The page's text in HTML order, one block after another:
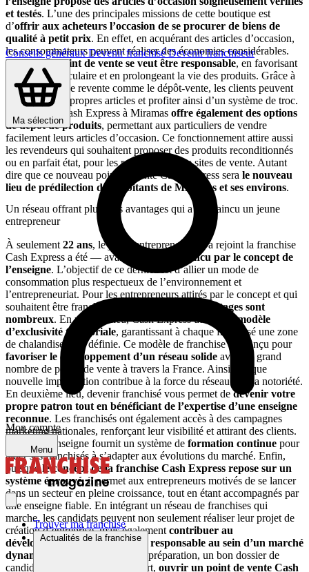
Conseils générauxDevenir franchiséDevenir franchiseur
Ma sélection
Mon compte
Menu
Trouver ma franchise
Actualités de la franchise
et testés. L’une des principales missions de cette boutique est
d’offrir aux acheteurs l’occasion de se procurer de biens de
qualité à petit prix. En effet, en acquérant des articles d’occasion,
les consommateurs peuvent réaliser des économies considérables.
De plus,ce point de vente se veut être responsable, en favorisant
l’économie circulaire et en prolongeant la vie des produits. Grâce à
des pratiques de revente comme le dépôt-vente, les clients peuvent
revendre leurs propres articles et profiter ainsi d’un système de troc.
La boutique Cash Express à Miramas offre également des options
de dépôt de produits, permettant aux particuliers de vendre
facilement leurs articles d’occasion. Ce fonctionnement attire aussi
les revendeurs qui souhaitent proposer des produits reconditionnés
ou en parfait état, pour les revendre sur des sites de vente. Autant
dire que ce nouveau point de vente Cash Express sera le nouveau
lieu de prédilection des habitants de Miramas et ses environs.
Un réseau offrant plusieurs avantages qui a convaincu un jeune
entrepreneur
À seulement 22 ans, le jeune entrepreneur qui a rejoint la franchise
Cash Express a été — avant tout —
convaincu par le concept de
l’enseigne. L’objectif de ce dernier est d’allier un mode de
consommation plus respectueux de l’environnement et
l’entrepreneuriat. Pour les entrepreneurs attirés par le concept et qui
souhaitent être franchisés Cash Express,
les avantages sont
nombreux. En premier lieu, Cash Express utilise
un modèle
d’exclusivité territoriale, garantissant à chaque franchisé une zone
de chalandise bien définie. Ce modèle de franchise est conçu pour
favoriser le développement d’un réseau solide avec un grand
nombre de points de vente à travers la France. Ainsi, chaque
nouvelle implantation contribue à la force du réseau et à sa notoriété.
En deuxième lieu, devenir franchisé vous permet dedevenir votre
propre patron tout en bénéficiant de l’expertise d’une enseigne
reconnue. Les franchisés ont également accès à des campagnes
marketing nationales, renforçant leur visibilité et attirant des clients.
De plus, l’enseigne fournit un système de formation continue pour
aider ses franchisés à s’adapter aux évolutions du marché. Enfin,
puisquele concept de la franchise Cash Express repose sur un
système éprouvé, il permet aux entrepreneurs motivés de se lancer
dans un secteur en pleine croissance, tout en étant accompagnés par
une enseigne fiable. En intégrant un réseau de franchises qui
marche, les candidats peuvent non seulement réaliser leur projet de
création d’entreprise, mais également contribuer au
développement d’une enseigne responsable au sein d’un marché
dynamique
. Grâce à une bonne préparation, un bon dossier de
candidature et un engagement fort, ouvrir un point de vente Cash